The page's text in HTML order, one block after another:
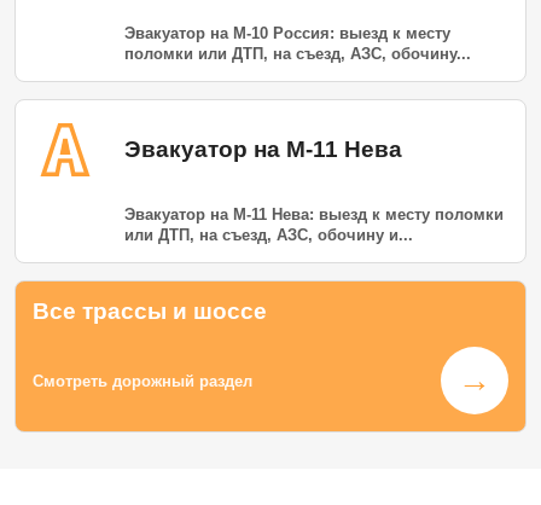
Эвакуатор на М-10 Россия: выезд к месту
поломки или ДТП, на съезд, АЗС, обочину...
Эвакуатор на М-11 Нева
Эвакуатор на М-11 Нева: выезд к месту поломки
или ДТП, на съезд, АЗС, обочину и...
Все трассы и шоссе
Смотреть дорожный раздел →